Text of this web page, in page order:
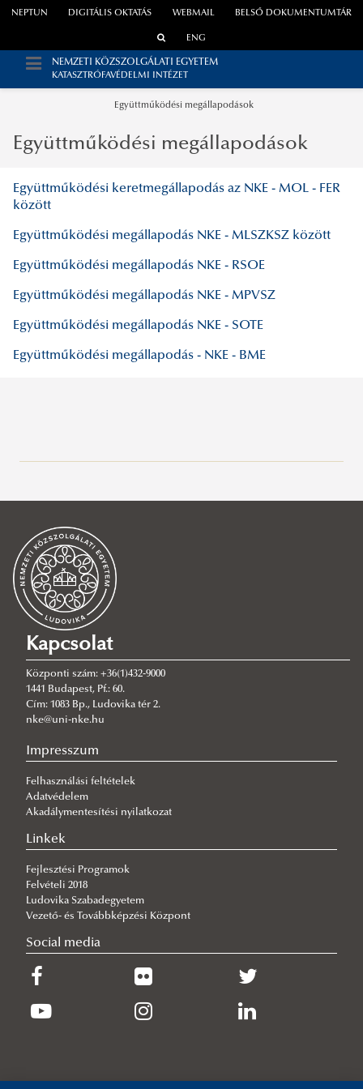
WEBMAIL
NEPTUN DIGITÁLIS OKTATÁS BELSŐ DOKUMENTUMTÁR
ENG
NEMZETI KÖZSZOLGÁLATI EGYETEM
KATASZTRÓFAVÉDELMI INTÉZET
Együttműködési megállapodások
A Katasztrófavédelmi Intézet vezetése
Szervezeti felépítés
Organogram
Katasztrófavédelmi Műveleti Tanszék
Iparbiztonsági Tanszék
Tűzvédelmi és Mentésirányítási Tanszék
Tűzvédelmi Mérnöki Tanszék
Tűzvédelmi Műszaki Tanszék
Oktatásszervezési Osztály
Doktorandusz hallgatók
Külső óraadók
Együttműködési megállapodások
Elérhetőség
Együttműködési megállapodások
Együttműködési keretmegállapodás az NKE - MOL - FER
között
Együttműködési megállapodás NKE - MLSZKSZ között
Együttműködési megállapodás NKE - RSOE
Együttműködési megállapodás NKE - MPVSZ
Együttműködési megállapodás NKE - SOTE
Együttműködési megállapodás - NKE - BME
Kapcsolat
Központi szám: +36(1)432-9000
1441 Budapest, Pf.: 60.
Cím: 1083 Bp., Ludovika tér 2.
nke@uni-nke.hu
Impresszum
Felhasználási feltételek
Adatvédelem
Akadálymentesítési nyilatkozat
Linkek
Fejlesztési Programok
Felvételi 2018
Ludovika Szabadegyetem
Vezető- és Továbbképzési Központ
Social media